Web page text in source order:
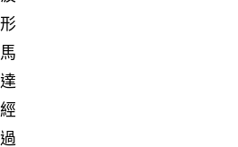
形
馬
達
經
過